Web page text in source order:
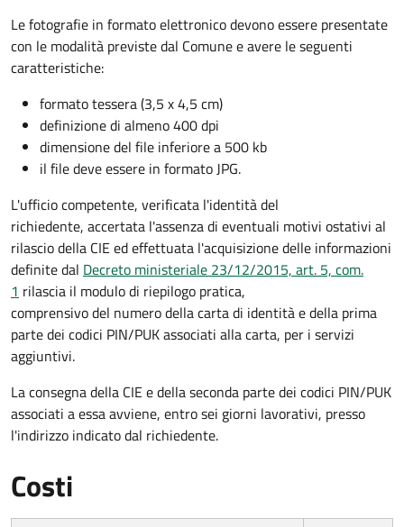
Le fotografie in formato elettronico devono essere presentate
con le modalità previste dal Comune e avere le seguenti
caratteristiche:
formato tessera (3,5 x 4,5 cm)
definizione di almeno 400 dpi
dimensione del file inferiore a 500 kb
il file deve essere in formato JPG.
L'ufficio competente, verificata l'identità del
richiedente, accertata l'assenza di eventuali motivi ostativi al
rilascio della CIE ed effettuata l'acquisizione delle informazioni
definite dal Decreto ministeriale 23/12/2015, art. 5, com.
1 rilascia il modulo di riepilogo pratica,
comprensivo del numero della carta di identità e della prima
parte dei codici PIN/PUK associati alla carta, per i servizi
aggiuntivi.
La consegna della CIE e della seconda parte dei codici PIN/PUK
associati a essa avviene, entro sei giorni lavorativi, presso
l'indirizzo indicato dal richiedente.
Costi